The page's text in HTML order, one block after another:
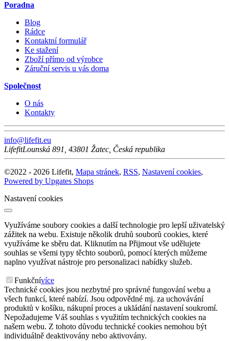
Poradna
Blog
Rádce
Kontaktní formulář
Ke stažení
Zboží přímo od výrobce
Záruční servis u vás doma
Společnost
O nás
Kontakty
info@lifefit.eu
LifefitLounská 891 43801 Žatec Česká republika
©2022 - 2026 Lifefit, Mapa stránek, RSS, Nastavení cookies,
Powered by Upgates Shops
Nastavení cookies
Využíváme soubory cookies a další technologie pro lepší uživatelský
zážitek na webu. Existuje několik druhů souborů cookies, které
využíváme ke sběru dat. Kliknutím na Přijmout vše udělujete
souhlas se všemi typy těchto souborů, pomocí kterých můžeme
naplno využívat nástroje pro personalizaci nabídky služeb.
Funkčnívíce
Technické cookies jsou nezbytné pro správné fungování webu a
všech funkcí, které nabízí. Jsou odpovědné mj. za uchovávání
produktů v košíku, nákupní proces a ukládání nastavení soukromí.
Nepožadujeme Váš souhlas s využitím technických cookies na
našem webu. Z tohoto důvodu technické cookies nemohou být
individuálně deaktivovány nebo aktivovány.